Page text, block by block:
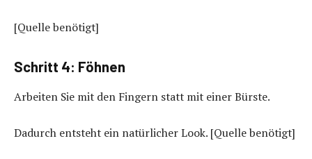
[Quelle benötigt]
Schritt 4: Föhnen
Arbeiten Sie mit den Fingern statt mit einer Bürste.
Dadurch entsteht ein natürlicher Look. [Quelle benötigt]